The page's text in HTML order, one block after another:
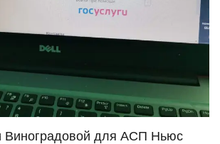
Виноградовой для АСП Ньюс